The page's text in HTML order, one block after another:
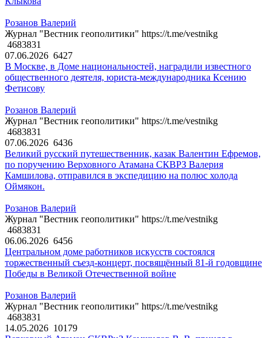
Розанов Валерий
Журнал "Вестник геополитики" https://t.me/vestnikg
4683831
07.06.2026 6427
В Москве, в Доме национальностей, наградили известного
общественного деятеля, юриста-международника Ксению
Фетисову
Розанов Валерий
Журнал "Вестник геополитики" https://t.me/vestnikg
4683831
07.06.2026 6436
Великий русский путешественник, казак Валентин Ефремов,
по поручению Верховного Атамана СКВРЗ Валерия
Камшилова, отправился в экспедицию на полюс холода
Оймякон.
Розанов Валерий
Журнал "Вестник геополитики" https://t.me/vestnikg
4683831
06.06.2026 6456
Центральном доме работников искусств состоялся
торжественный съезд-концерт, посвящённый 81-й годовщине
Победы в Великой Отечественной войне
Розанов Валерий
Журнал "Вестник геополитики" https://t.me/vestnikg
4683831
14.05.2026 10179